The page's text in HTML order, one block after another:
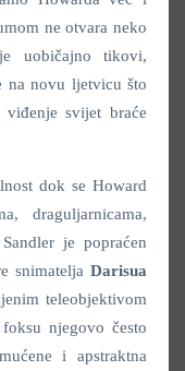
ne otvara neko
uobičajno tikovi,
na novu ljetvicu što
svijet braće
dok se Howard
draguljarnicama,
je popraćen
snimatelja Darisua
teleobjektivom
njegovo često
i apstraktna